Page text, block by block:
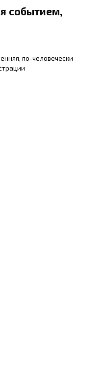
событием,
по-человечески